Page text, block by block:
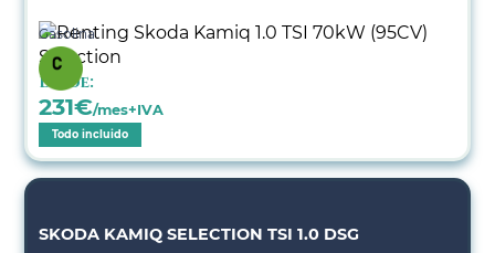
Gasolina
Desde:
231€/mes+IVA
Todo incluido
SKODA KAMIQ SELECTION TSI 1.0 DSG